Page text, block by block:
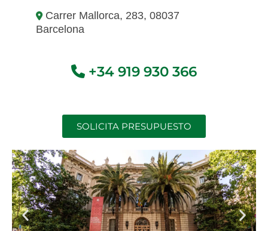
Carrer Mallorca, 283, 08037
Barcelona
+34 919 930 366
SOLICITA PRESUPUESTO